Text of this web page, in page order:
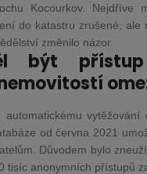
Kocourkov. Nejdříve
do katastru zrušené, ale
změnilo názor.
být
automatickému vytěžování
od června 2021
Důvodem bylo
tisíc anonymních přístupů